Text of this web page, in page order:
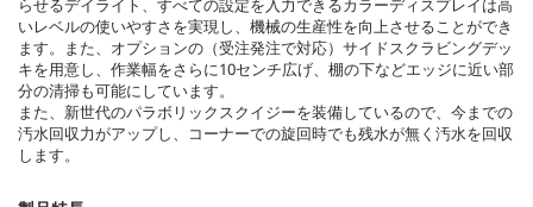
いレベルの使いやすさを実現し、機械の生産性を向上させることができ
ます。また、オプションの（受注発注で対応）サイドスクラビングデッ
キを用意し、作業幅をさらに10センチ広げ、棚の下などエッジに近い部
分の清掃も可能にしています。
また、新世代のパラボリックスクイジーを装備しているので、今までの
汚水回収力がアップし、コーナーでの旋回時でも残水が無く汚水を回収
します。